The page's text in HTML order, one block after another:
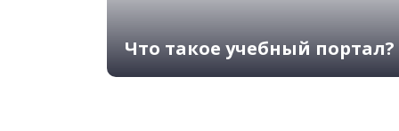
Что такое учебный портал?